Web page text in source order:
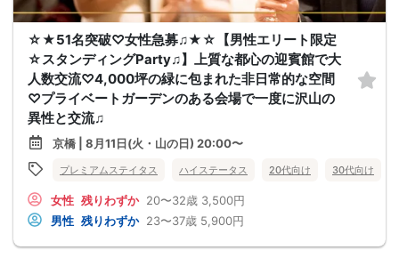
☆★51名突破♡女性急募♫★☆【男性エリート限定
☆スタンディングParty♫】上質な都心の迎賓館で大
人数交流♡4,000坪の緑に包まれた非日常的な空間
♡プライベートガーデンのある会場で一度に沢山の
異性と交流♫
京橋 | 8月11日(火・山の日) 20:00〜
プレミアムステイタス ハイステータス 20代向け 30代向け
女性 残りわずか 20〜32歳 3,500円
男性 残りわずか 23〜37歳 5,900円